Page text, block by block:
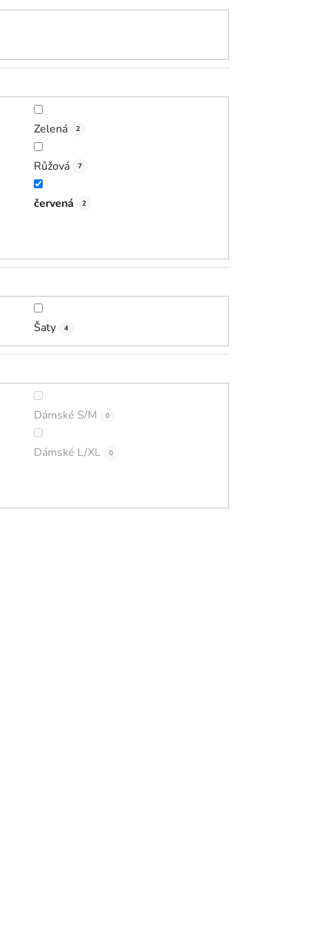
Zelená 2
Růžová 7
červená 2
Šaty 4
Dámské S/M 0
Dámské L/XL 0